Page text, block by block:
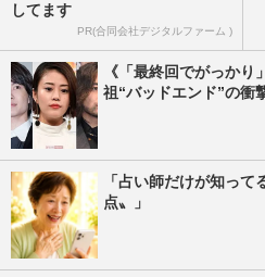
してます
PR(合同会社デジタルファーム )
《「最終回でがっか
祖“バッドエンド”の衝
「占い師だけが知っ
点〟」